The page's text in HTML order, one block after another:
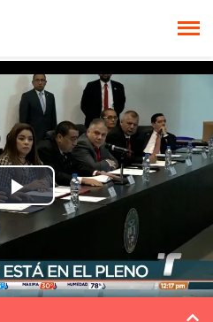
Play
Video